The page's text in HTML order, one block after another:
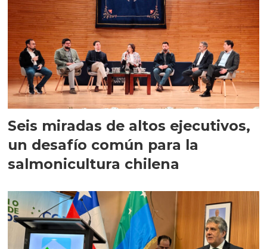
Seis miradas de altos ejecutivos,
un desafío común para la
salmonicultura chilena